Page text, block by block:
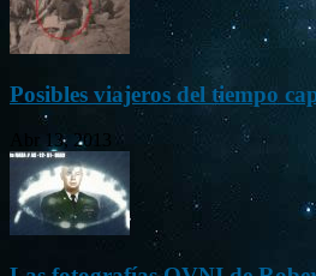
Posibles viajeros del tiempo
Abr 13, 2013